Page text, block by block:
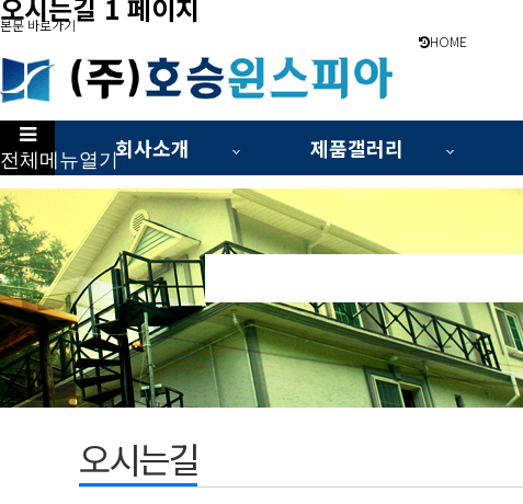
오시는길 1 페이지
본문 바로가기
HOME
전체메뉴열기회사소개 제품갤러리
하위분류
오시는길